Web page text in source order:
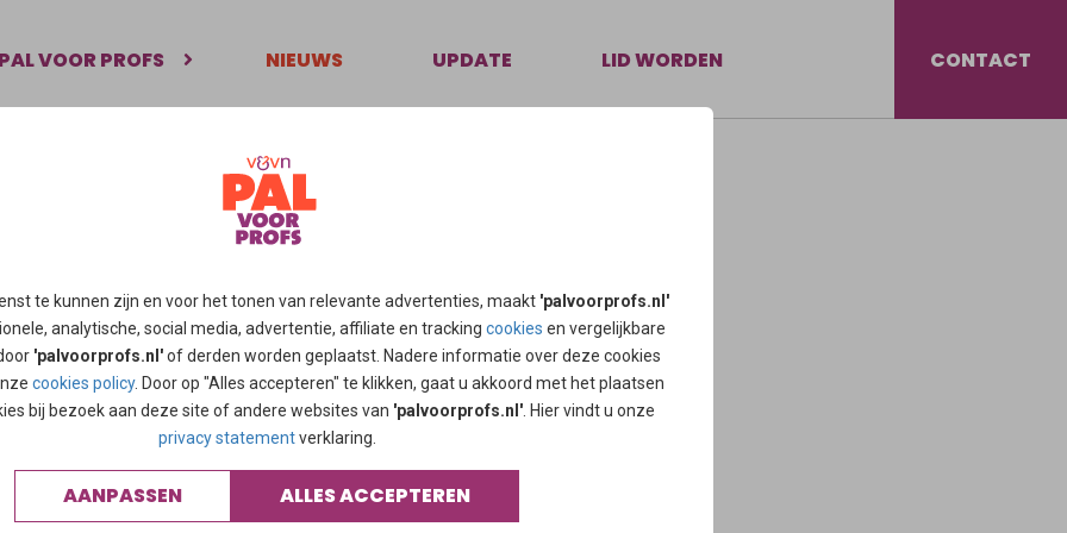
te kunnen zijn en voor het tonen van relevante advertenties, maakt 'palvoorprofs.nl'
analytische, social media, advertentie, affiliate en tracking cookies en vergelijkbare
'palvoorprofs.nl'of derden worden geplaatst. Nadere informatie over deze cookies
cookies policy. Door op "Alles accepteren" te klikken, gaat u akkoord met het plaatsen
bij bezoek aan deze site of andere websites van 'palvoorprofs.nl' . Hier vindt u onze
privacy statementverklaring.
AANPASSEN ALLES ACCEPTEREN
VOOR PROFS NIEUWS UPDATE LID WORDEN CONTACT
anders stokken alle plannen voor de zorg bij de uitvoering
de werkvloer, misschien gebeurt er dan iets met de
en Sanne Cordfunke en Thomas Smits.
hebben een weergaloze werk­inzet getoond tijdens de coronapandemie.
Lees verder